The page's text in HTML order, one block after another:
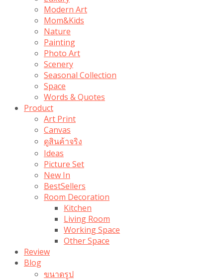
Modern Art
Mom&Kids
Nature
Painting
Photo Art
Scenery
Seasonal Collection
Space
Words & Quotes
Product
Art Print
Canvas
ดูสินค้าจริง
Ideas
Picture Set
New In
BestSellers
Room Decoration
Kitchen
Living Room
Working Space
Other Space
Review
Blog
ขนาดรูป